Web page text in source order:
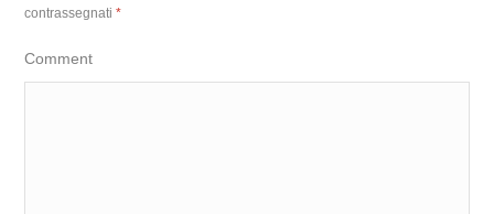
contrassegnati*
Comment